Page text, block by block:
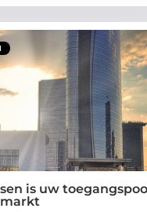
is uw